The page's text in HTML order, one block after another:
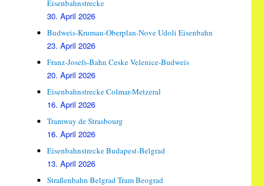
Eisenbahnstrecke
30. April 2026
Budweis-Krumau-Oberplan-Nove Udoli Eisenbahn
23. April 2026
Franz-Josefs-Bahn Ceske Velenice-Budweis
20. April 2026
Eisenbahnstrecke Colmar-Metzeral
16. April 2026
Tramway de Strasbourg
16. April 2026
Eisenbahnstrecke Budapest-Belgrad
13. April 2026
Straßenbahn Belgrad Tram Beograd